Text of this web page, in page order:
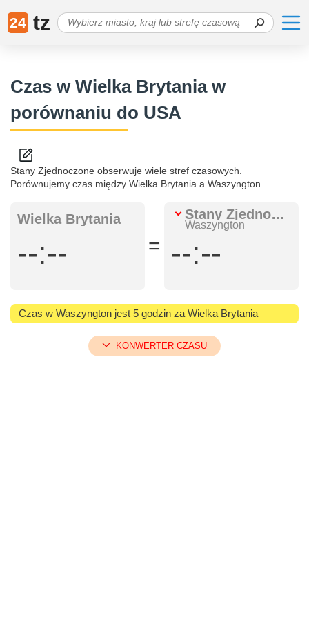
24 tz
Czas w Wielka Brytania w
porównaniu do USA
Stany Zjednoczone obserwuje wiele stref czasowych.
Porównujemy czas między Wielka Brytania a Waszyngton.
Wielka Brytania
--:-- =
Stany Zjednoczone
Waszyngton
--:--
Czas w Waszyngton jest 5 godzin za Wielka Brytania
KONWERTER CZASU